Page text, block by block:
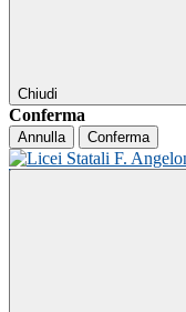
Chiudi
Conferma
Annulla Conferma